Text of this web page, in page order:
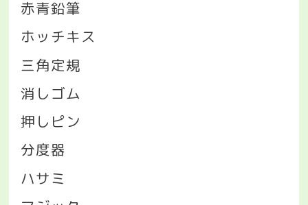
赤青鉛筆
ホッチキス
三角定規
消しゴム
押しピン
分度器
ハサミ